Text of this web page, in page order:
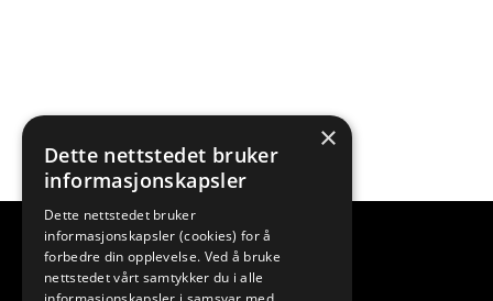
×
Dette nettstedet bruker
informasjonskapsler
Dette nettstedet bruker
informasjonskapsler (cookies) for å
forbedre din opplevelse. Ved å bruke
nettstedet vårt samtykker du i alle